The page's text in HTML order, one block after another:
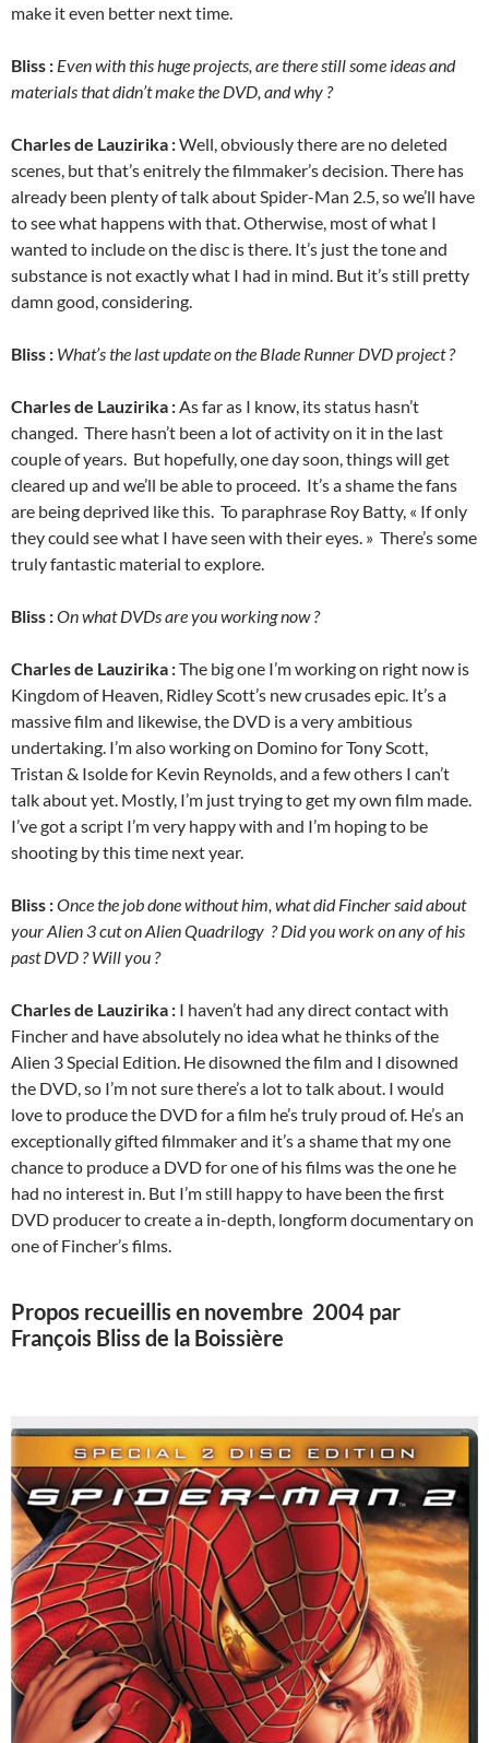
make it even better next time.
Bliss : Even with this huge projects, are there still some ideas and
materials that didn’t make the DVD, and why ?
Charles de Lauzirika :Well, obviously there are no deleted
scenes, but that’s enitrely the filmmaker’s decision. There has
already been plenty of talk about Spider-Man 2.5, so we’ll have
to see what happens with that. Otherwise, most of what I
wanted to include on the disc is there. It’s just the tone and
substance is not exactly what I had in mind. But it’s still pretty
damn good, considering.
Bliss : What’s the last update on the Blade Runner DVD project ?
Charles de Lauzirika :As far as I know, its status hasn’t
changed. There hasn’t been a lot of activity on it in the last
couple of years. But hopefully, one day soon, things will get
cleared up and we’ll be able to proceed. It’s a shame the fans
are being deprived like this. To paraphrase Roy Batty, « If only
they could see what I have seen with their eyes. » There’s some
truly fantastic material to explore.
Bliss :On what DVDs are you working now ?
Charles de Lauzirika :The big one I’m working on right now is
Kingdom of Heaven, Ridley Scott’s new crusades epic. It’s a
massive film and likewise, the DVD is a very ambitious
undertaking. I’m also working on Domino for Tony Scott,
Tristan & Isolde for Kevin Reynolds, and a few others I can’t
talk about yet. Mostly, I’m just trying to get my own film made.
I’ve got a script I’m very happy with and I’m hoping to be
shooting by this time next year.
Bliss :Once the job done without him, what did Fincher said about
your Alien 3 cut on Alien Quadrilogy ? Did you work on any of his
past DVD ? Will you ?
Charles de Lauzirika : I haven’t had any direct contact with
Fincher and have absolutely no idea what he thinks of the
Alien 3 Special Edition. He disowned the film and I disowned
the DVD, so I’m not sure there’s a lot to talk about. I would
love to produce the DVD for a film he’s truly proud of. He’s an
exceptionally gifted filmmaker and it’s a shame that my one
chance to produce a DVD for one of his films was the one he
had no interest in. But I’m still happy to have been the first
DVD producer to create a in-depth, longform documentary on
one of Fincher’s films.
Propos recueillis en novembre 2004 par
François Bliss de la Boissière